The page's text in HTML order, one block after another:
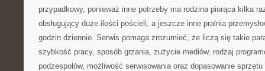
przypadkowy, ponieważ inne potrzeby ma rodzina piorąca kilka
obsługujący duże ilości pościeli, a jeszcze inne pralnia
godzin dziennie. Serwis pomaga zrozumieć, że liczą się takie
szybkość pracy, sposób grzania, zużycie mediów, rodzaj
podzespołów, możliwość serwisowania oraz dopasowanie